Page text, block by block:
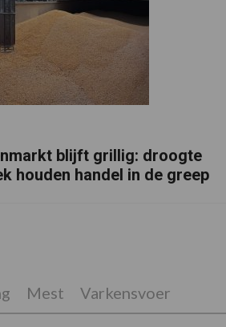
blijft grillig: droogte
houden handel in de greep
Mest Varkensvoer